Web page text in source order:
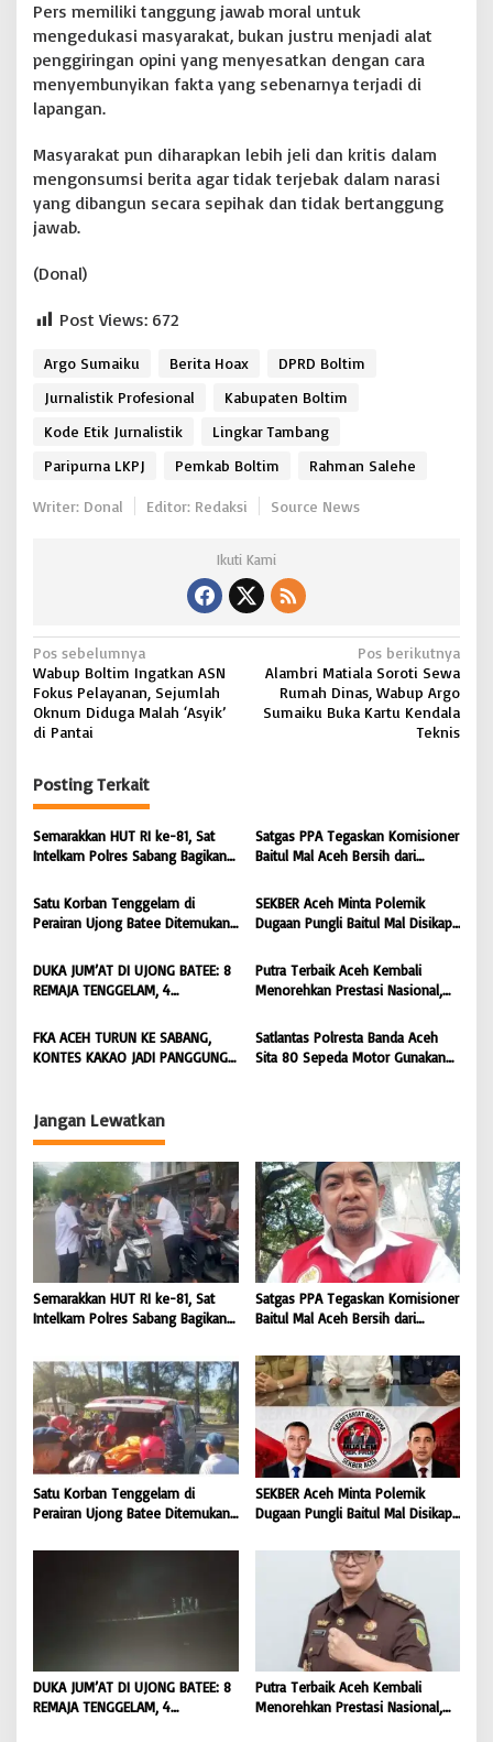
Pers memiliki tanggung jawab moral untuk
mengedukasi masyarakat, bukan justru menjadi alat
penggiringan opini yang menyesatkan dengan cara
menyembunyikan fakta yang sebenarnya terjadi di
lapangan.
Masyarakat pun diharapkan lebih jeli dan kritis dalam
mengonsumsi berita agar tidak terjebak dalam narasi
yang dibangun secara sepihak dan tidak bertanggung
jawab.
(Donal)
Post Views: 672
Argo Sumaiku Berita Hoax
DPRD Boltim
Jurnalistik Profesional
Kabupaten Boltim
Kode Etik Jurnalistik
Lingkar Tambang
Paripurna LKPJ
Pemkab Boltim Rahman Salehe
Writer: Donal Editor: Redaksi Source News
Ikuti Kami
N
a
v
g
a
s
p
o
s
Pos sebelumnya
Wabup Boltim Ingatkan ASN
Fokus Pelayanan, Sejumlah
Oknum Diduga Malah ‘Asyik’
di Pantai
Pos berikutnya
Alambri Matiala Soroti Sewa
Rumah Dinas, Wabup Argo
Sumaiku Buka Kartu Kendala
Teknis
Posting Terkait
Semarakkan HUT RI ke-81, Sat
Intelkam Polres Sabang Bagikan
Masyarakat |
BONGKAR’Perkara.com
Satgas PPA Tegaskan Komisioner
Baitul Mal Aceh Bersih dari
Masyarakat Diminta Hentikan
Penyebaran Hoaks | BONGKAR
‘Perkara.com
Satu Korban Tenggelam di
Perairan Ujong Batee Ditemukan,
Pencarian Satu Korban Lain |
BONGKAR ‘Perkara.com
SEKBER Aceh Minta Polemik
Dugaan Pungli Baitul Mal Disikapi
Hukum terhadap Oknum |
BONGKAR ‘Perkara.com
DUKA JUM’AT DI UJONG BATEE: 8
REMAJA TENGGELAM, 4
DICARI | BONGKAR ‘Perkara.com
Putra Terbaik Aceh Kembali
Menorehkan Prestasi Nasional,
Dipromosikan Menjadi
Koordinator JAM Pidum
Kejaksaan Agung RI |
FKA ACEH TURUN KE SABANG,
KONTES KAKAO JADI PANGGUNG
Satlantas Polresta Banda Aceh
Sita 80 Sepeda Motor Gunakan
Jangan Lewatkan
Semarakkan HUT RI ke-81, Sat
Intelkam Polres Sabang Bagikan
Masyarakat |
BONGKAR’Perkara.com
Satgas PPA Tegaskan Komisioner
Baitul Mal Aceh Bersih dari
Masyarakat Diminta Hentikan
Penyebaran Hoaks | BONGKAR
‘Perkara.com
Satu Korban Tenggelam di
Perairan Ujong Batee Ditemukan,
Pencarian Satu Korban Lain |
SEKBER Aceh Minta Polemik
Dugaan Pungli Baitul Mal Disikapi
Hukum terhadap Oknum |
BONGKAR ‘Perkara.com
DUKA JUM’AT DI UJONG BATEE: 8
REMAJA TENGGELAM, 4
Putra Terbaik Aceh Kembali
Menorehkan Prestasi Nasional,